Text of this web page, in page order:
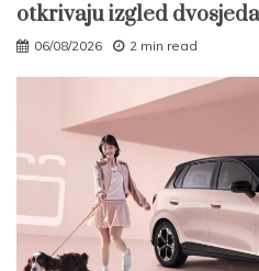
otkrivaju izgled dvosjeda
06/08/2026 2 min read